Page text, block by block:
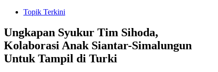
Topik Terkini
Ungkapan Syukur Tim Sihoda,
Kolaborasi Anak Siantar-Simalungun
Untuk Tampil di Turki